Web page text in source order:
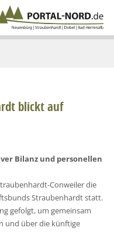
blickt auf
Bilanz und personellen
Conweiler die
Straubenhardt statt.
gefolgt, um gemeinsam
und über die künftige